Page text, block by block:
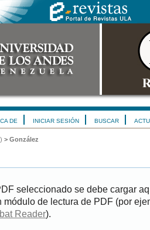
DE INICIAR SESIÓN BUSCAR
> González
seleccionado se debe cargar
módulo de lectura de PDF (por
Reader).